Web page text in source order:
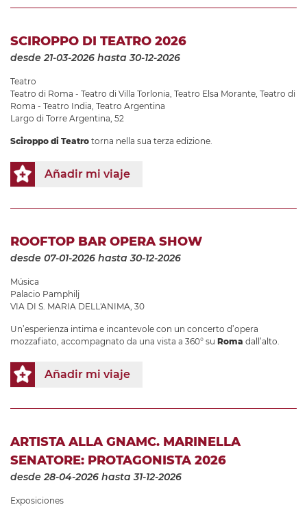
SCIROPPO DI TEATRO 2026
desde 21-03-2026 hasta 30-12-2026
Teatro
Teatro di Roma - Teatro di Villa Torlonia, Teatro Elsa Morante, Teatro di
Roma - Teatro India, Teatro Argentina
Largo di Torre Argentina, 52
Sciroppo di Teatro torna nella sua terza edizione.
Añadir mi viaje
ROOFTOP BAR OPERA SHOW
desde 07-01-2026 hasta 30-12-2026
Música
Palacio Pamphilj
VIA DI S. MARIA DELL'ANIMA, 30
Un’esperienza intima e incantevole con un concerto d’opera
mozzafiato, accompagnato da una vista a 360° su Roma dall’alto.
Añadir mi viaje
ARTISTA ALLA GNAMC. MARINELLA
SENATORE: PROTAGONISTA 2026
desde 28-04-2026 hasta 31-12-2026
Exposiciones